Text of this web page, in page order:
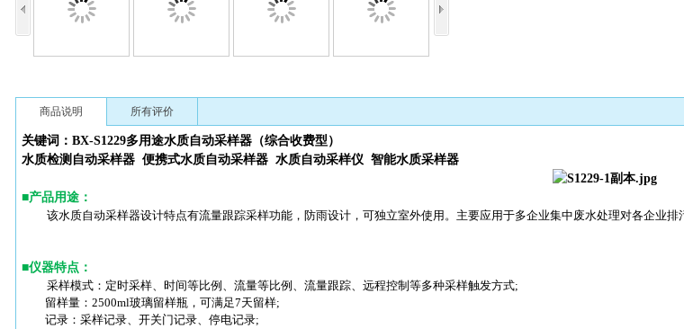
商品说明 所有评价
关键词：BX-S1229多用途水质自动采样器（综合收费型）
水质检测自动采样器 便携式水质自动采样器 水质自动采样仪 智能水质采样器
■产品用途 ：
该水质自动采样器设计特点有流量跟踪采样功能，防雨设计，可独立室外使用。主要应用于多企业集中废水处理对各企业
■仪器特点 ：
采样模式：定时采样、时间等比例、流量等比例、流量跟踪、远程控制等多种采样触发方式;
留样量：2500ml玻璃留样瓶，可满足7天留样;
记录：采样记录、开关门记录、停电记录;